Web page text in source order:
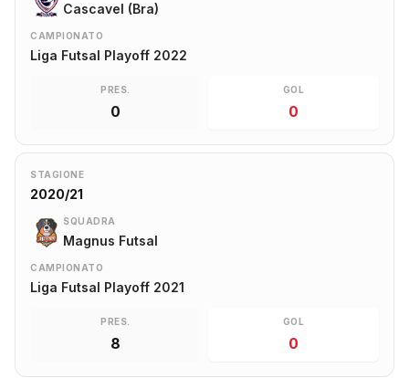
Cascavel (Bra)
CAMPIONATO
Liga Futsal Playoff 2022
PRES.
0
GOL
0
STAGIONE
2020/21
SQUADRA
Magnus Futsal
CAMPIONATO
Liga Futsal Playoff 2021
PRES.
8
GOL
0